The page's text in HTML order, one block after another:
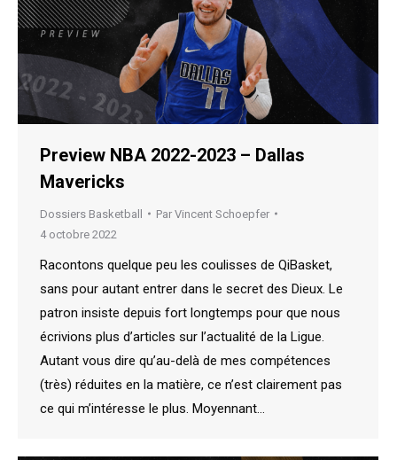
Preview NBA 2022-2023 – Dallas
Mavericks
Dossiers Basketball Par Vincent Schoepfer
4 octobre 2022
Racontons quelque peu les coulisses de QiBasket,
sans pour autant entrer dans le secret des Dieux. Le
patron insiste depuis fort longtemps pour que nous
écrivions plus d’articles sur l’actualité de la Ligue.
Autant vous dire qu’au-delà de mes compétences
(très) réduites en la matière, ce n’est clairement pas
ce qui m’intéresse le plus. Moyennant…